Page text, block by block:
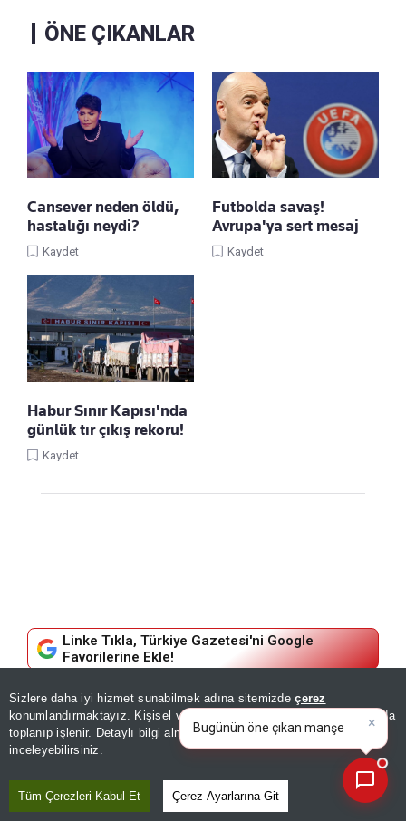
Sizlere daha iyi hizmet sunabilmek adına sitemizdeçerez
konumlandırmaktayız. Kişisel verileriniz, KVKK ve GDPR kapsamında
toplanıp işlenir. Detaylı bilgi almak içinAydınlatma Metnimizi
inceleyebilirsiniz.
Tüm Çerezleri Kabul Et Çerez Ayarlarına Git
ÖNE ÇIKANLAR
Cansever neden öldü,
hastalığı neydi?
Kaydet
Futbolda savaş!
Avrupa'ya sert mesaj
Kaydet
Habur Sınır Kapısı'nda
günlük tır çıkış rekoru!
Kaydet
Linke Tıkla, Türkiye Gazetesi'ni Google
Favorilerine Ekle!
DÜNYA
Biden’ın sağlık durumunda kritik
gelişme! Oğlu açıkladı: Çok acı
verici
×
Bugünün öne çıkan manşetleri
ve gelişmeleri neler?|